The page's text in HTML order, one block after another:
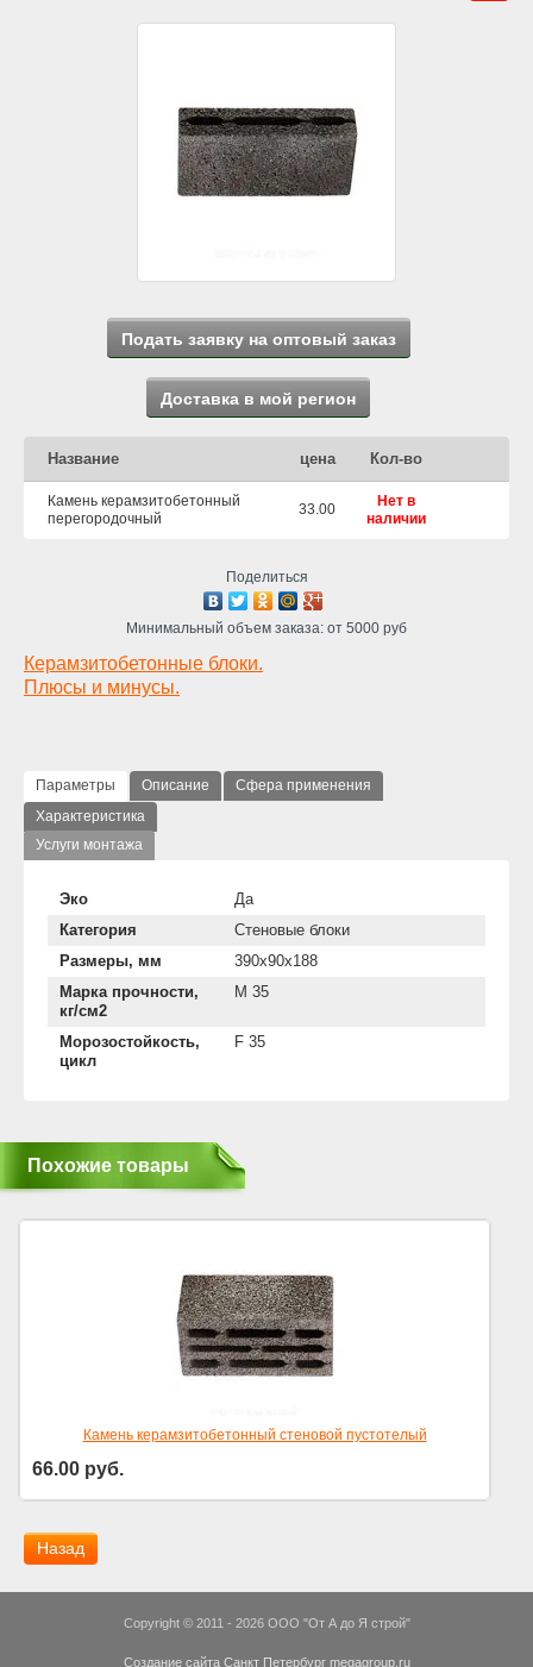
Подать заявку на оптовый заказ
Доставка в мой регион
Название цена Кол-во
Камень керамзитобетонный
перегородочный
33.00
Нет в
наличии
Поделиться
Минимальный объем заказа: от 5000 руб
Керамзитобетонные блоки.
Плюсы и минусы.
Параметры Описание
Сфера применения
Характеристика
Услуги монтажа
Эко
Да
Категория
Стеновые блоки
Размеры, мм
390х90х188
Марка прочности,
кг/см2
М 35
Морозостойкость,
цикл
F 35
Похожие товары
Камень керамзитобетонный стеновой пустотелый
66.00 руб.
Назад
Copyright © 2011 - 2026 OOO "От А до Я строй"
Создание сайта Санкт Петербург megagroup.ru